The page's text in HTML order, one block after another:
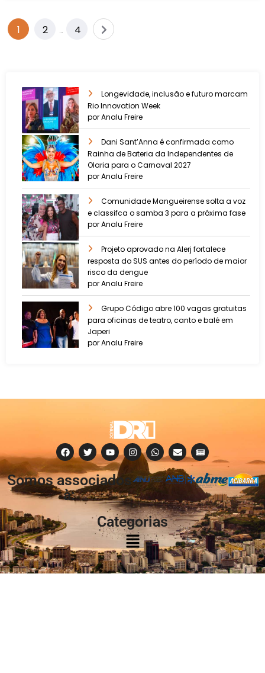
1 2 … 4
Longevidade, inclusão e futuro marcam
Rio Innovation Week
por Analu Freire
Dani Sant’Anna é confirmada como
Rainha de Bateria da Independentes de
Olaria para o Carnaval 2027
por Analu Freire
Comunidade Mangueirense solta a voz
e classifca o samba 3 para a próxima fase
por Analu Freire
Projeto aprovado na Alerj fortalece
resposta do SUS antes do período de maior
risco da dengue
por Analu Freire
Grupo Código abre 100 vagas gratuitas
para oficinas de teatro, canto e balé em
Japeri
por Analu Freire
Somos associados
à:
Categorias